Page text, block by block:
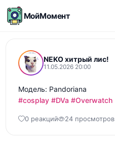
МойМомент
NEKO хитрый лис!
11.05.2026 20:00
#cosplay #DVa #Overwatch
0 реакций 24 просмотров